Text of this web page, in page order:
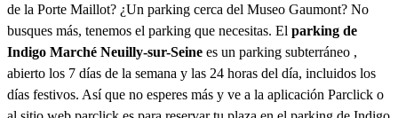
de la Porte Maillot? ¿Un parking cerca del Museo Gaumont? No
busques más, tenemos el parking que necesitas. El parking de
Indigo Marché Neuilly-sur-Seine es un parking subterráneo ,
abierto los 7 días de la semana y las 24 horas del día, incluidos los
días festivos. Así que no esperes más y ve a la aplicación Parclick o